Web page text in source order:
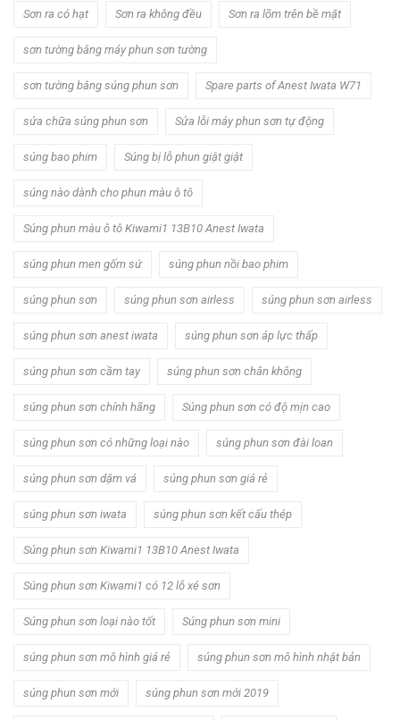
Sơn ra có hạt Sơn ra không đều Sơn ra lõm trên bề mặt
sơn tường bằng máy phun sơn tường
sơn tường bằng súng phun sơn Spare parts of Anest Iwata W71
sửa chữa súng phun sơn Sửa lỗi máy phun sơn tự động
súng bao phim Súng bị lỗ phun giật giật
súng nào dành cho phun màu ô tô
Súng phun màu ô tô Kiwami1 13B10 Anest Iwata
súng phun men gốm sứ súng phun nồi bao phim
súng phun sơn súng phun sơn airless súng phun sơn airless
súng phun sơn anest iwata súng phun sơn áp lực thấp
súng phun sơn cầm tay súng phun sơn chân không
súng phun sơn chính hãng Súng phun sơn có độ mịn cao
súng phun sơn có những loại nào súng phun sơn đài loan
súng phun sơn dặm vá súng phun sơn giá rẻ
súng phun sơn iwata súng phun sơn kết cấu thép
Súng phun sơn Kiwami1 13B10 Anest Iwata
Súng phun sơn Kiwami1 có 12 lỗ xé sơn
Súng phun sơn loại nào tốt Súng phun sơn mini
súng phun sơn mô hình giá rẻ súng phun sơn mô hình nhật bản
súng phun sơn mới súng phun sơn mới 2019